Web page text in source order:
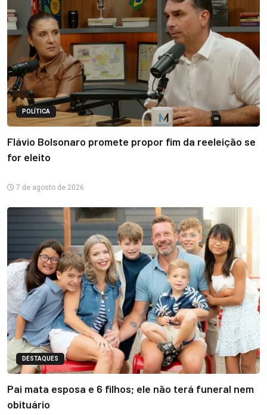
POLÍTICA
Flávio Bolsonaro promete propor fim da reeleição se
for eleito
7 de agosto de 2026
DESTAQUES
Pai mata esposa e 6 filhos; ele não terá funeral nem
obituário